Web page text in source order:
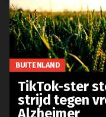
BUITENLAND
TikTok-ster
strijd tegen
Alzheimer